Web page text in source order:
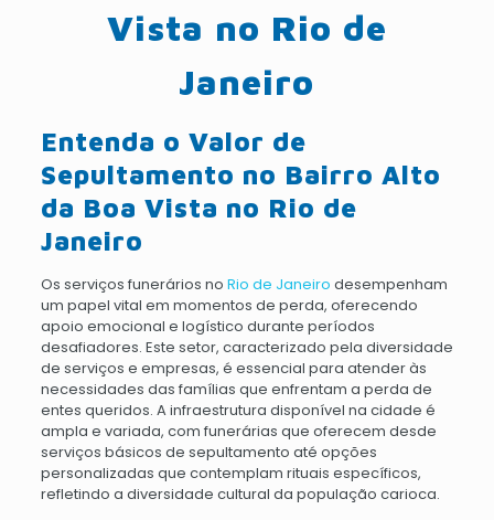
Vista no Rio de
Janeiro
Entenda o Valor de
Sepultamento no Bairro Alto
da Boa Vista no Rio de
Janeiro
Os serviços funerários no Rio de Janeiro desempenham
um papel vital em momentos de perda, oferecendo
apoio emocional e logístico durante períodos
desafiadores. Este setor, caracterizado pela diversidade
de serviços e empresas, é essencial para atender às
necessidades das famílias que enfrentam a perda de
entes queridos. A infraestrutura disponível na cidade é
ampla e variada, com funerárias que oferecem desde
serviços básicos de sepultamento até opções
personalizadas que contemplam rituais específicos,
refletindo a diversidade cultural da população carioca.